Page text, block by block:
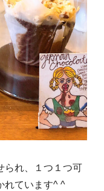
られ、１つ１つ可
れています^ ^